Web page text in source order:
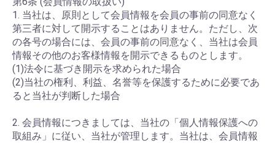
1. 当社は、原則として会員情報を会員の事前の同意なく
第三者に対して開示することはありません。ただし、次
の各号の場合には、会員の事前の同意なく、当社は会員
情報その他のお客様情報を開示できるものとします。
(1)法令に基づき開示を求められた場合
(2)当社の権利、利益、名誉等を保護するために必要であ
ると当社が判断した場合
2. 会員情報につきましては、当社の「個人情報保護への
取組み」に従い、当社が管理します。当社は、会員情報